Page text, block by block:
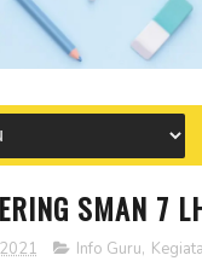
SMAN 7
Info Guru,